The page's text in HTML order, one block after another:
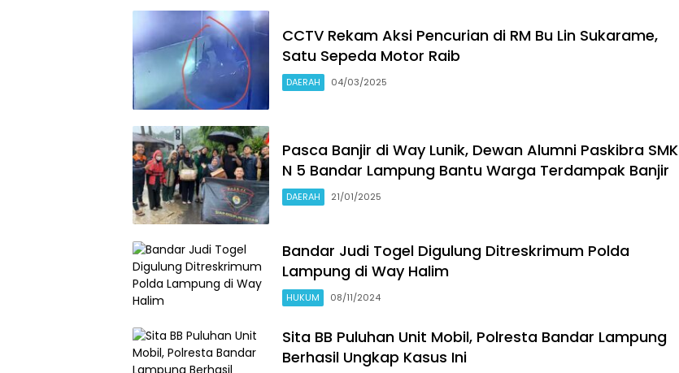
CCTV Rekam Aksi Pencurian di RM Bu Lin Sukarame,
Satu Sepeda Motor Raib
DAERAH 04/03/2025
Pasca Banjir di Way Lunik, Dewan Alumni Paskibra SMK
N 5 Bandar Lampung Bantu Warga Terdampak Banjir
DAERAH 21/01/2025
Bandar Judi Togel Digulung Ditreskrimum Polda
Lampung di Way Halim
HUKUM 08/11/2024
Sita BB Puluhan Unit Mobil, Polresta Bandar Lampung
Berhasil Ungkap Kasus Ini